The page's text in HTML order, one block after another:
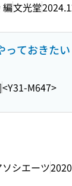
文光堂
っておきた
<Y31-M647>
シエーツ